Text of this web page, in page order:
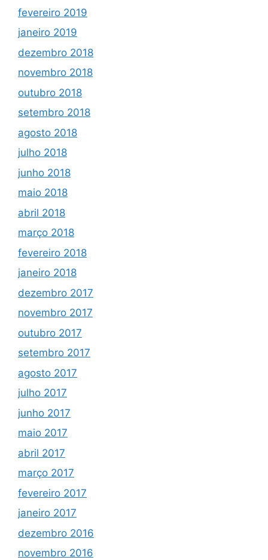
fevereiro 2019
janeiro 2019
dezembro 2018
novembro 2018
outubro 2018
setembro 2018
agosto 2018
julho 2018
junho 2018
maio 2018
abril 2018
março 2018
fevereiro 2018
janeiro 2018
dezembro 2017
novembro 2017
outubro 2017
setembro 2017
agosto 2017
julho 2017
junho 2017
maio 2017
abril 2017
março 2017
fevereiro 2017
janeiro 2017
dezembro 2016
novembro 2016